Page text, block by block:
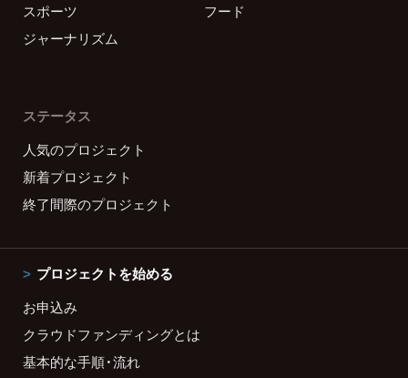
スポーツ
フード
ジャーナリズム
ステータス
人気のプロジェクト
新着プロジェクト
終了間際のプロジェクト
プロジェクトを始める
お申込み
クラウドファンディングとは
基本的な手順・流れ